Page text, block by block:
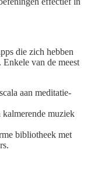
die zich hebben
van de meest
aan meditatie-
kalmerende muziek
bibliotheek met